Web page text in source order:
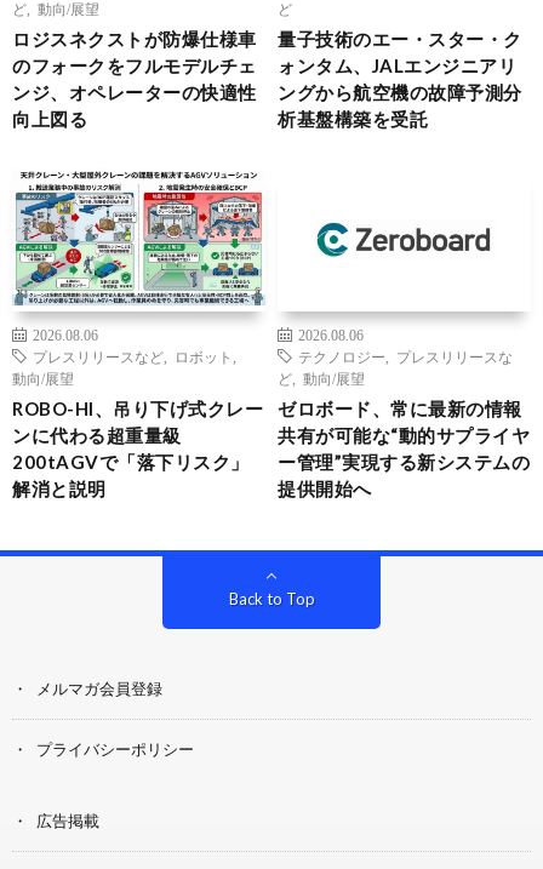
ど
動向/展望
ロジスネクストが防爆仕様車
のフォークをフルモデルチェ
ンジ、オペレーターの快適性
向上図る
ど
量子技術のエー・スター・ク
ォンタム、JALエンジニアリ
ングから航空機の故障予測分
析基盤構築を受託
2026.08.06
プレスリリースなど
ロボット
動向/展望
ROBO-HI、吊り下げ式クレー
ンに代わる超重量級
200tAGVで「落下リスク」
解消と説明
2026.08.06
テクノロジー
プレスリリースな
ど
動向/展望
ゼロボード、常に最新の情報
共有が可能な“動的サプライヤ
ー管理”実現する新システムの
提供開始へ
Back to Top
メルマガ会員登録
プライバシーポリシー
広告掲載